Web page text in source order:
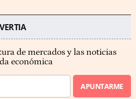
de mercados y las noticias
económica
APUNTARME